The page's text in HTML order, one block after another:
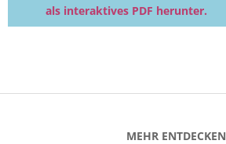
als interaktives PDF herunter.
MEHR ENTDECKEN